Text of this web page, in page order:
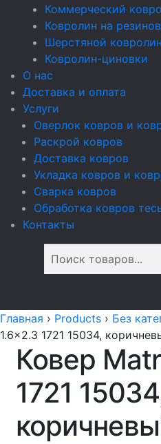
Коммерческий
Ковролин на
Шерстяной ковролин
Ковролин-циновки
О нас
Доставка и оплата
Услуги
Оверлок ковров и
Раскрой ковров
Доставка ковров
Укладка ковров и
Сварка ковров
Обработка ковров
Контакты
Главная › Products › Без
1.6x2.3 1721 15034,
Ковер
1721